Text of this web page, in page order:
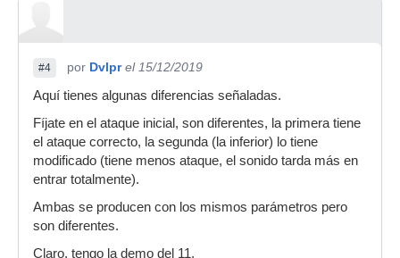
#4 por Dvlpr el 15/12/2019
Aquí tienes algunas diferencias señaladas.
Fíjate en el ataque inicial, son diferentes, la primera tiene
el ataque correcto, la segunda (la inferior) lo tiene
modificado (tiene menos ataque, el sonido tarda más en
entrar totalmente).
Ambas se producen con los mismos parámetros pero
son diferentes.
Claro, tengo la demo del 11.